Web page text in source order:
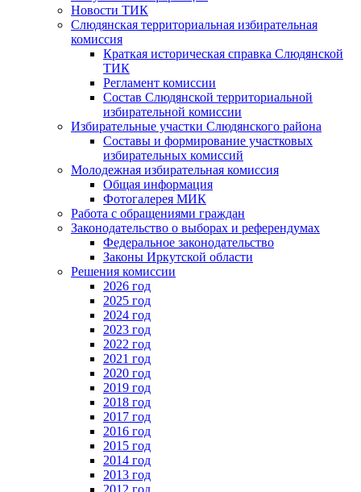
Новости ТИК
Слюдянская территориальная избирательная
комиссия
Краткая историческая справка Слюдянской
ТИК
Регламент комиссии
Состав Слюдянской территориальной
избирательной комиссии
Избирательные участки Слюдянского района
Составы и формирование участковых
избирательных комиссий
Молодежная избирательная комиссия
Общая информация
Фотогалерея МИК
Работа с обращениями граждан
Законодательство о выборах и референдумах
Федеральное законодательство
Законы Иркутской области
Решения комиссии
2026 год
2025 год
2024 год
2023 год
2022 год
2021 год
2020 год
2019 год
2018 год
2017 год
2016 год
2015 год
2014 год
2013 год
2012 год